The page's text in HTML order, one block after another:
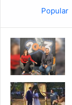
Popular